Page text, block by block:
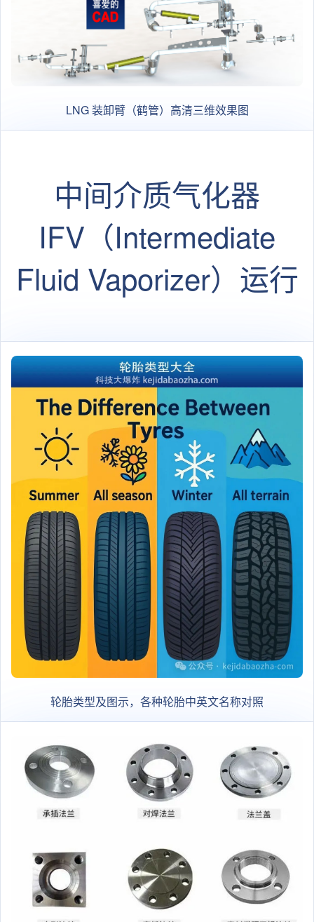
LNG 装卸臂（鹤管）高清三维效果图
中间介质气化器
IFV（Intermediate
Fluid Vaporizer）运行
清实物图
轮胎类型及图示，各种轮胎中英文名称对照